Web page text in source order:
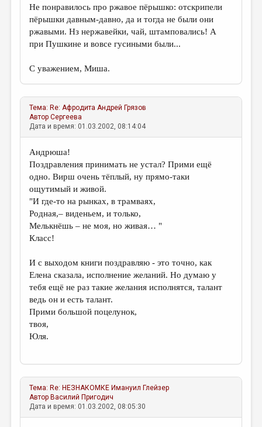
Не понравилось про ржавое пёрышко: отскрипели
пёрышки давным-давно, да и тогда не были они
ржавыми. Нз нержавейки, чай, штамповались! А
при Пушкине и вовсе гусиными были...
С уважением, Миша.
Тема: Re: Афродита Андрей Грязов
АвторСергеева
Дата и время: 01.03.2002, 08:14:04
Андрюша!
Поздравления принимать не устал? Прими ещё
одно. Вирш очень тёплый, ну прямо-таки
ощутимый и живой.
"И где-то на рынках, в трамваях,
Родная,– виденьем, и только,
Мелькнёшь – не моя, но живая… "
Класс!
И с выходом книги поздравляю - это точно, как
Елена сказала, исполнение желаний. Но думаю у
тебя ещё не раз такие желания исполнятся, талант
ведь он и есть талант.
Прими большой поцелунок,
твоя,
Юля.
Тема: Re: НЕЗНАКОМКЕ Имануил Глейзер
Автор Василий Пригодич
Дата и время: 01.03.2002, 08:05:30